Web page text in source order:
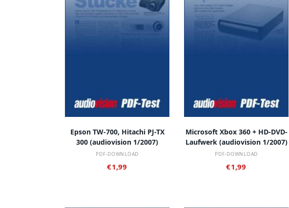
Epson TW-700, Hitachi PJ-TX
300 (audiovision 1/2007)
PDF-DOWNLOAD
€1,99
Microsoft Xbox 360 + HD-DVD-
Laufwerk (audiovision 1/2007)
PDF-DOWNLOAD
€1,99